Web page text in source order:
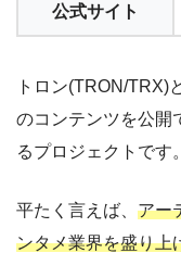
公式サイト
トロン(TRON/TRX)
のコンテンツを公開
るプロジェクトです。
平たく言えば、 アー
ンタメ業界を盛り上